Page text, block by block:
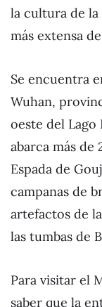
la cultura de
más extensa
Se encuentra
Wuhan,
oeste del Lago
abarca más
Espada de
campanas de
artefactos de
las tumbas de
Para visitar el
saber que la